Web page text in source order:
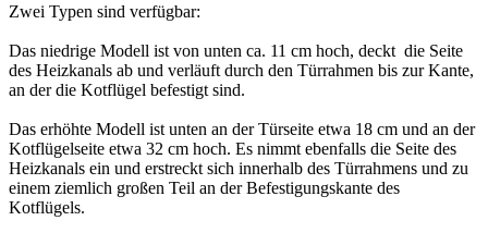
Zwei Typen sind verfügbar:
Das niedrige Modell ist von unten ca. 11 cm hoch, deckt die Seite
des Heizkanals ab und verläuft durch den Türrahmen bis zur Kante,
an der die Kotflügel befestigt sind.
Das erhöhte Modell ist unten an der Türseite etwa 18 cm und an der
Kotflügelseite etwa 32 cm hoch. Es nimmt ebenfalls die Seite des
Heizkanals ein und erstreckt sich innerhalb des Türrahmens und zu
einem ziemlich großen Teil an der Befestigungskante des
Kotflügels.